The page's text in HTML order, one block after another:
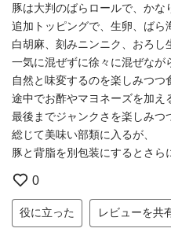
豚は大判のばらロールで、かな
追加トッピングで、生卵、ばら
白胡麻、刻みニンニク、おろし
一気に混ぜずに徐々に混ぜなが
自然と味変するのを楽しみつつ
途中でお酢やマヨネーズを加え
最後までジャンクさを楽しみつ
総じて美味い部類に入るが、
豚と背脂を別包装にするとさら
0
役に立った レビューを共